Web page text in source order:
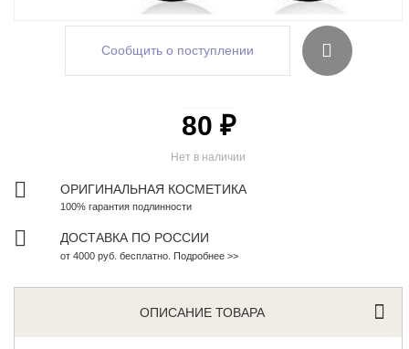
Сообщить о поступлении
Нет в наличии
80 ₽
ОРИГИНАЛЬНАЯ КОСМЕТИКА
100% гарантия подлинности
ДОСТАВКА ПО РОССИИ
от 4000 руб. бесплатно. Подробнее >>
ОПИСАНИЕ ТОВАРА